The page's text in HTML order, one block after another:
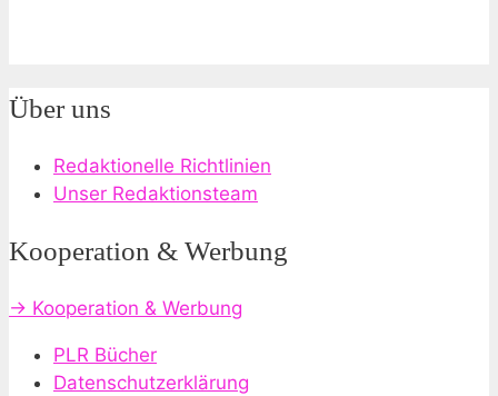
Über uns
Redaktionelle Richtlinien
Unser Redaktionsteam
Kooperation & Werbung
→ Kooperation & Werbung
PLR Bücher
Datenschutzerklärung